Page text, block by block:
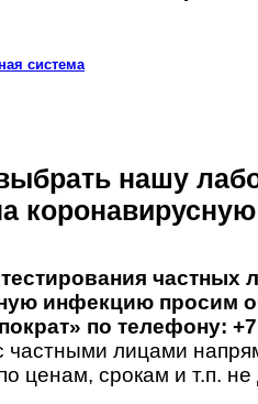
система
нашу
частных
инфекцию просим
по телефону:
частными лицами
ценам, срокам и т.п. не